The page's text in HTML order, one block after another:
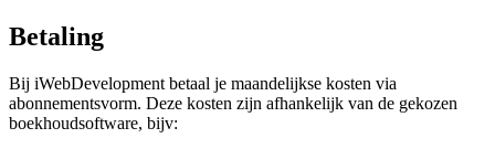
Betaling
Bij iWebDevelopment betaal je maandelijkse kosten via
abonnementsvorm. Deze kosten zijn afhankelijk van de gekozen
boekhoudsoftware, bijv: